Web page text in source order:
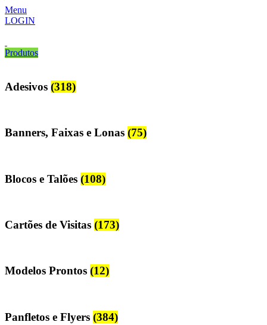
Menu
LOGIN
Produtos
Adesivos (318)
Banners, Faixas e Lonas (75)
Blocos e Talões (108)
Cartões de Visitas (173)
Modelos Prontos (12)
Panfletos e Flyers (384)